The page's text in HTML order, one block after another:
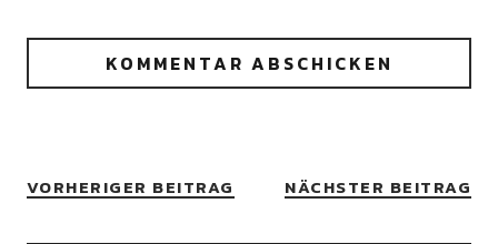
VORHERIGER BEITRAG NÄCHSTER BEITRAG